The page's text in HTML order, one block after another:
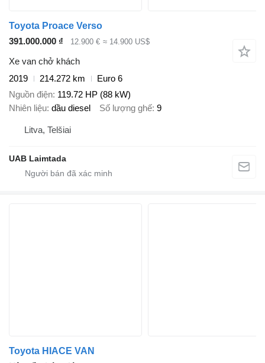
Toyota Proace Verso
391.000.000 ₫
12.900 € ≈ 14.900 US$
Xe van chở khách
2019
214.272 km
Euro 6
Nguồn điện 119.72 HP (88 kW)
Nhiên liệu dầu diesel Số lượng ghế 9
Litva, Telšiai
UAB Laimtada
Toyota HIACE VAN